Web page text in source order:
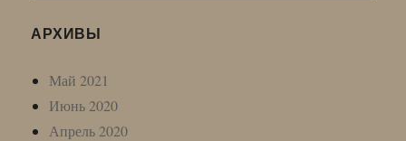
АРХИВЫ
Май 2021
Июнь 2020
Апрель 2020